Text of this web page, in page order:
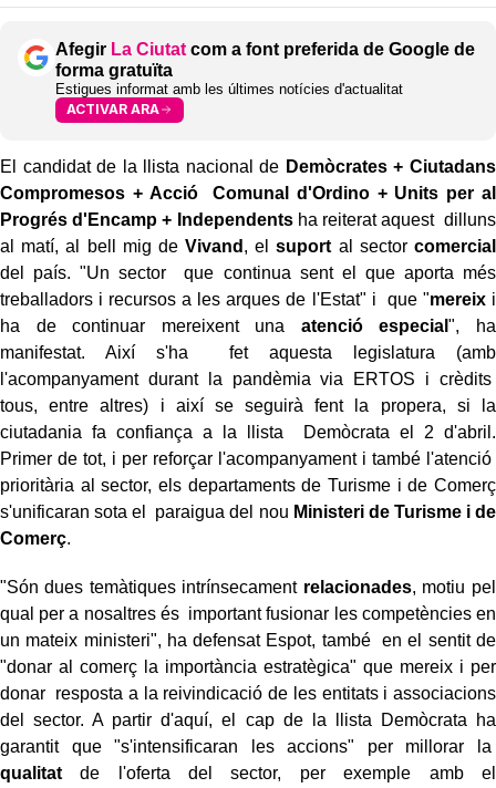
Afegir La Ciutat com a font preferida de Google de
forma gratuïta
Estigues informat amb les últimes notícies d'actualitat
ACTIVAR ARA
El candidat de la llista nacional de Demòcrates + Ciutadans
Compromesos + Acció Comunal d'Ordino + Units per al
Progrés d'Encamp + Independents ha reiterat aquest dilluns
al matí, al bell mig deVivand , elsuport al sector comercial
del país. "Un sector que continua sent el que aporta més
treballadors i recursos a les arques de l'Estat" i que "mereix i
ha de continuar mereixent una atenció especial", ha
manifestat. Així s'ha fet aquesta legislatura (amb
l'acompanyament durant la pandèmia via ERTOS i crèdits
tous, entre altres) i així se seguirà fent la propera, si la
ciutadania fa confiança a la llista Demòcrata el 2 d'abril.
Primer de tot, i per reforçar l'acompanyament i també l'atenció
prioritària al sector, els departaments de Turisme i de Comerç
s'unificaran sota el paraigua del nou Ministeri de Turisme i de
Comerç.
"Són dues temàtiques intrínsecament relacionades, motiu pel
qual per a nosaltres és important fusionar les competències en
un mateix ministeri", ha defensat Espot, també en el sentit de
"donar al comerç la importància estratègica" que mereix i per
donar resposta a la reivindicació de les entitats i associacions
del sector. A partir d'aquí, el cap de la llista Demòcrata ha
garantit que "s'intensificaran les accions" per millorar la
qualitatde l'oferta del sector, per exemple amb el